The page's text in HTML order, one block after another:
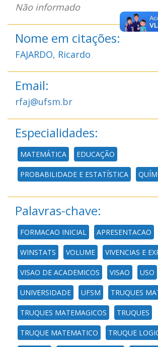
Não informado
Nome em citações:
FAJARDO, Ricardo
Email:
rfaj@ufsm.br
Especialidades:
MATEMÁTICA EDUCAÇÃO
PROBABILIDADE E ESTATÍSTICA
Palavras-chave:
FORMACAO INICIAL APRESENTACAO
WINSTATS VOLUME VIVENCIAS E
VISAO DE ACADEMICOS VISAO USO
UNIVERSIDADE UFSM TRUQUES
TRUQUES MATEMAGICOS TRUQUES
TRUQUE MATEMATICO TRUQUE